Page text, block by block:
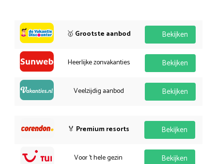
🥇 Grootste aanbod Bekijken
Heerlijke zonvakanties Bekijken
Veelzijdig aanbod Bekijken
🏅 Premium resorts Bekijken
Voor 't hele gezin Bekijken